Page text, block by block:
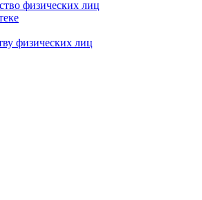
физических лиц
физических лиц